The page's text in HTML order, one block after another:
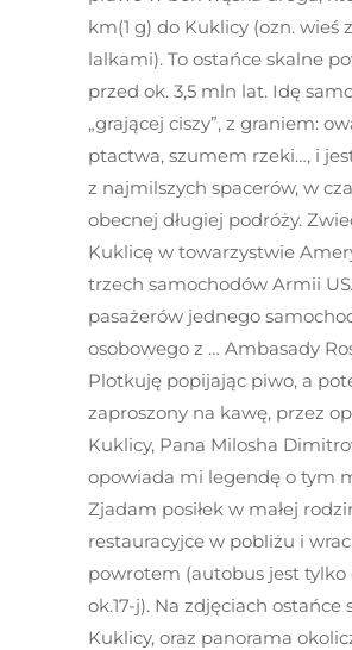
km(1 g) do Kuklicy (ozn. wieś
lalkami). To ostańce skalne
przed ok. 3,5 mln lat. Idę
„grającej ciszy”, z graniem:
ptactwa, szumem rzeki…, i
z najmilszych spacerów, w
obecnej długiej podróży.
Kuklicę w towarzystwie
trzech samochodów Armii
pasażerów jednego
osobowego z … Ambasady
Plotkuję popijając piwo, a
zaproszony na kawę, przez
Kuklicy, Pana Milosha
opowiada mi legendę o tym
Zjadam posiłek w małej
restauracyjce w pobliżu i
powrotem (autobus jest tylko
ok.17-j). Na zdjęciach ostańce
Kuklicy, oraz panorama